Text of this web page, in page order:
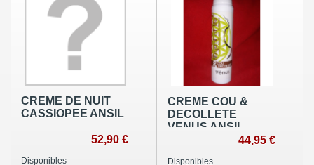
CRÈME DE NUIT
CASSIOPEE ANSIL
52,90 €
Disponibles
CREME COU &
DECOLLETE
VENUS ANSIL
44,95 €
Disponibles